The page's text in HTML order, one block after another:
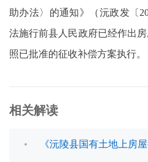
助办法〉的通知》（沅政发〔
法施行前县人民政府已经作出
照已批准的征收补偿方案执行。
相关解读